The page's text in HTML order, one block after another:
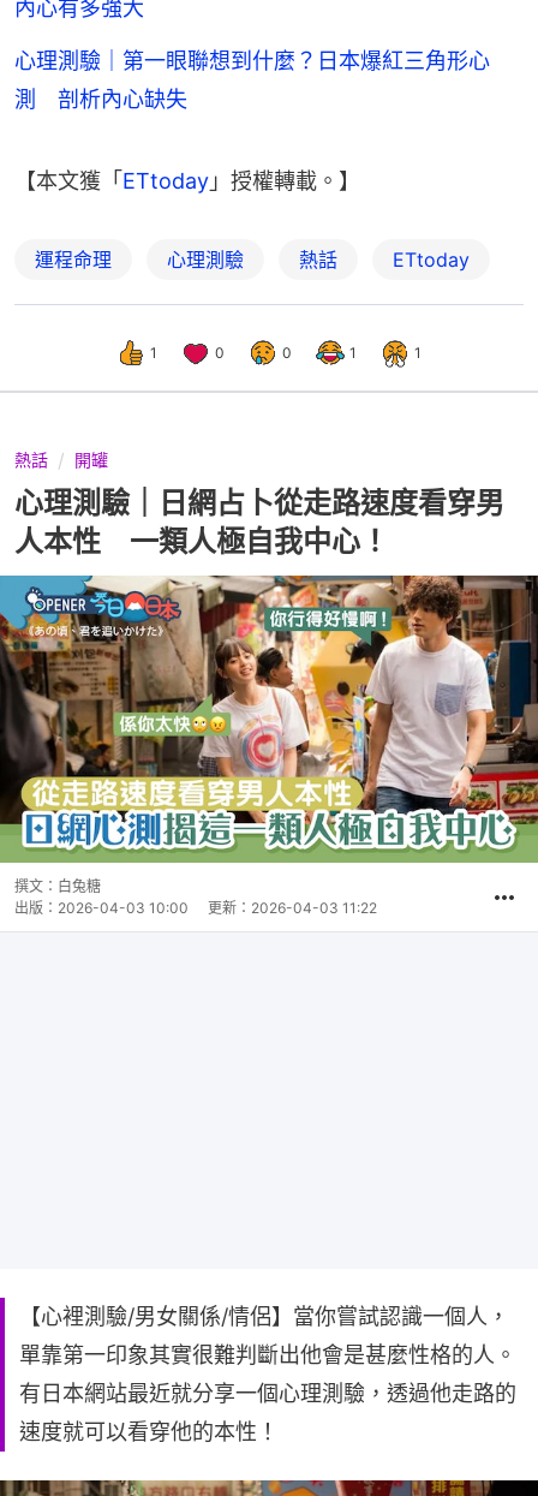
內心有多強大
心理測驗｜第一眼聯想到什麼？日本爆紅三角形心
測 剖析內心缺失
【本文獲「 ETtoday 」授權轉載。】
運程命理 心理測驗 熱話 ETtoday
1 0 0 1 1
熱話 開罐
心理測驗｜日網占卜從走路速度看穿男
人本性 一類人極自我中心！
撰文： 白兔糖
出版： 2026-04-03 10:00 更新： 2026-04-03 11:22
【心裡測驗/男女關係/情侶】當你嘗試認識一個人，
單靠第一印象其實很難判斷出他會是甚麼性格的人。
有日本網站最近就分享一個心理測驗，透過他走路的
速度就可以看穿他的本性！